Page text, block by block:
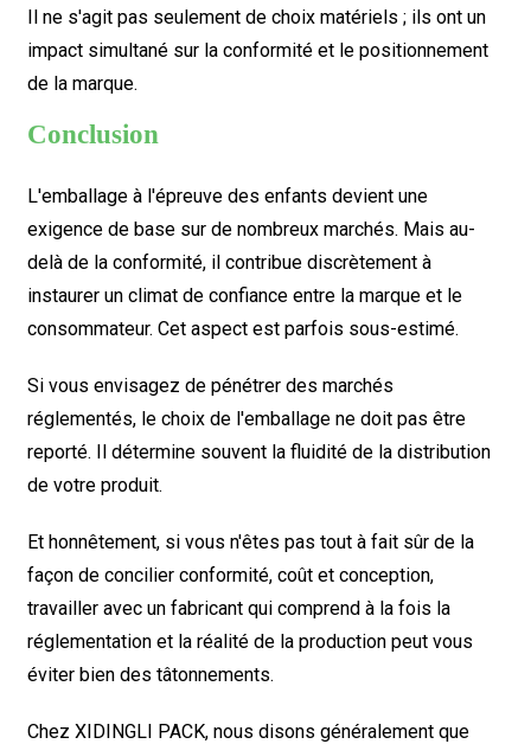
Il ne s'agit pas seulement de choix matériels ; ils ont un
impact simultané sur la conformité et le positionnement
de la marque.
Conclusion
L'emballage à l'épreuve des enfants devient une
exigence de base sur de nombreux marchés. Mais au-
delà de la conformité, il contribue discrètement à
instaurer un climat de confiance entre la marque et le
consommateur. Cet aspect est parfois sous-estimé.
Si vous envisagez de pénétrer des marchés
réglementés, le choix de l'emballage ne doit pas être
reporté. Il détermine souvent la fluidité de la distribution
de votre produit.
Et honnêtement, si vous n'êtes pas tout à fait sûr de la
façon de concilier conformité, coût et conception,
travailler avec un fabricant qui comprend à la fois la
réglementation et la réalité de la production peut vous
éviter bien des tâtonnements.
Chez XIDINGLI PACK, nous disons généralement que